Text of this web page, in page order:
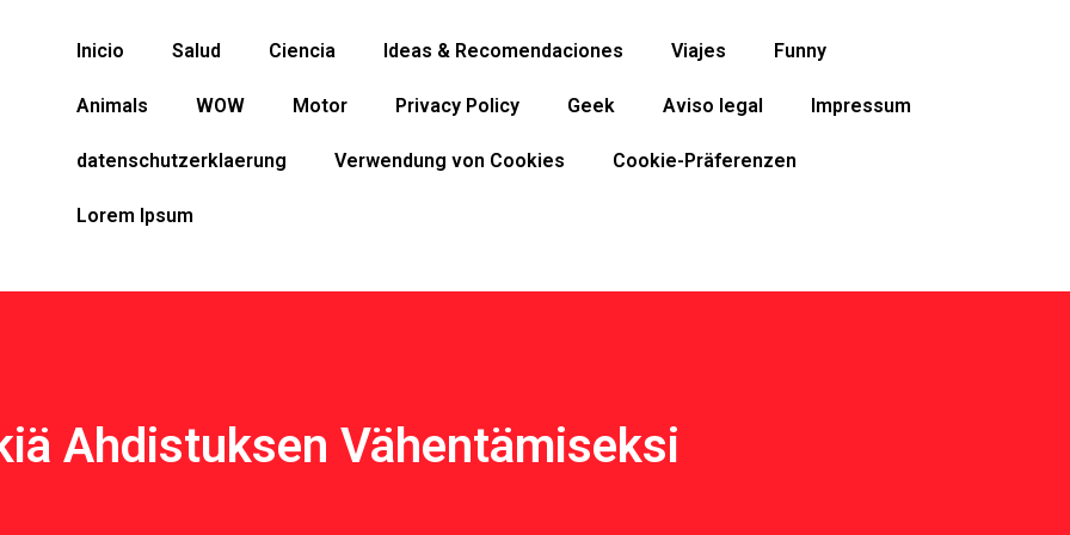
Inicio Salud Ciencia Ideas & Recomendaciones Viajes Funny
Animals WOW Motor Privacy Policy Geek Aviso legal Impressum
datenschutzerklaerung Verwendung von Cookies Cookie-Präferenzen
Lorem Ipsum
Ahdistuksen Vähentämiseksi